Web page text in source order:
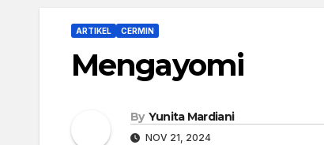
ARTIKEL CERMIN
Mengayomi
By Yunita Mardiani
NOV 21, 2024